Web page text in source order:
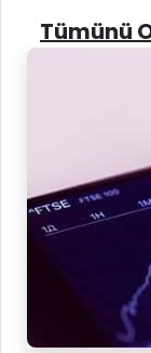
Tümünü